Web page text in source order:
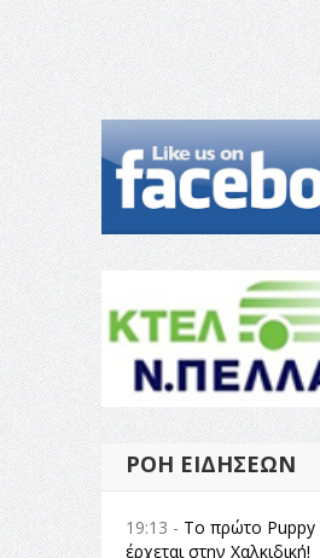
ΡΟΉ ΕΙΔΉΣΕΩΝ
19:13 - Το πρώτο Puppy
έρχεται στην Χαλκιδική!